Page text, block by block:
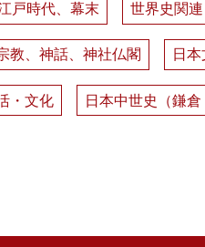
戸時代、幕末 世界史関連
教、神話、神社仏閣 日
・文化 日本中世史（鎌倉